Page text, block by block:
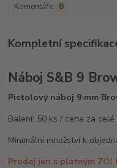
Komentáře 0
Kompletní
Náboj S&B 9
Pistolový náboj 9 mm
Balení: 50 ks / cena za celé
Minimální množství k
Prodej jen s platným ZO!